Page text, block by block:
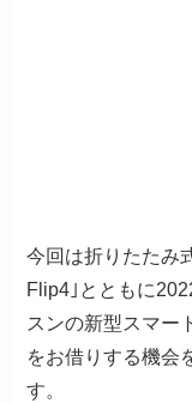
今回は折りたたみ
Flip4｣とともに
スンの新型スマー
をお借りする機会
す。